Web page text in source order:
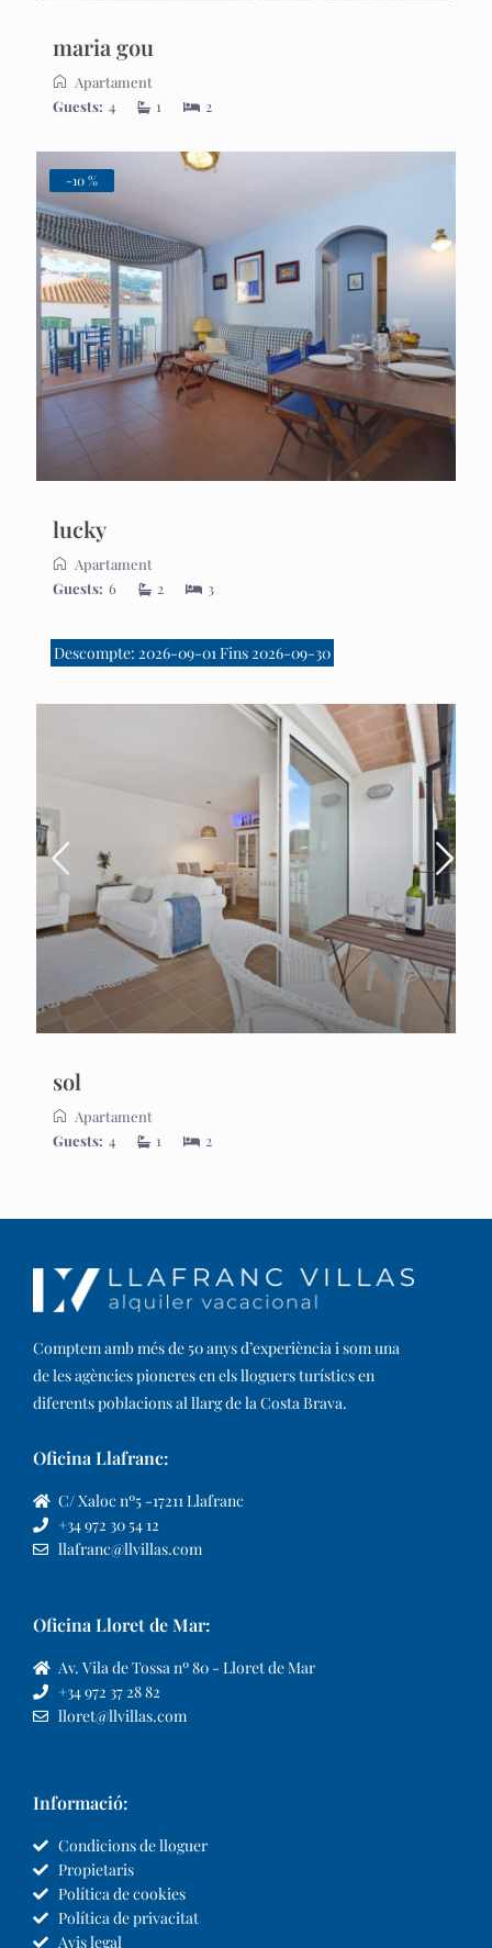
maria gou
Apartament
Guests: 4 1 2
-10 %
lucky
Apartament
Guests: 6 2 3
Descompte: 2026-09-01 Fins 2026-09-30
sol
Apartament
Guests: 4 1 2
Comptem amb més de 50 anys d’experiència i som una
de les agències pioneres en els lloguers turístics en
diferents poblacions al llarg de la Costa Brava. ​
Oficina Llafranc:
C/ Xaloc nº5 -17211 Llafranc
+34 972 30 54 12
llafranc@llvillas.com
Oficina Lloret de Mar:
Av. Vila de Tossa nº 80 - Lloret de Mar
+34 972 37 28 82
lloret@llvillas.com
Informació:
Condicions de lloguer
Propietaris
Política de cookies
Política de privacitat
Avis legal